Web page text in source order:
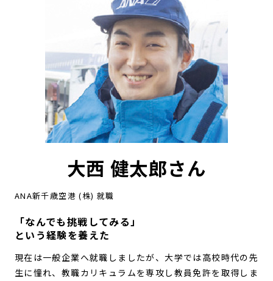
大西 健太郎さん
ANA新千歳空港 (株) 就職
「なんでも挑戦してみる」
という経験を養えた
現在は一般企業へ就職しましたが、大学では高校時代の先
生に憧れ、教職カリキュラムを専攻し教員免許を取得しま